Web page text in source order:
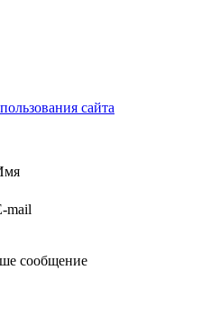
сайта
mail
сообщение